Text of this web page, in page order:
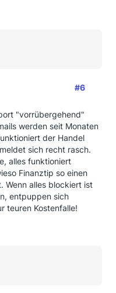
#6
"vorrübergehend"
werden seit Monaten
der Handel
sich recht rasch.
alles funktioniert
Finanztip so einen
Wenn alles blockiert ist
entpuppen sich
teuren Kostenfalle!